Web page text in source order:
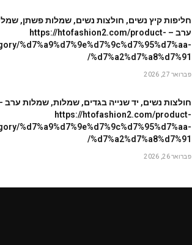
חליפות קיץ נשים, חולצות נשים, שמלות פשתן,
ערב – https://htofashion2.com/product-
%d7%a9%d7%9e%d7%9c%d7%95%d7%aa-
%d7%a2%d7%a8%d7%91/
פברואר 27, 2026
חולצות נשים, יד שנייה בגדים, שמלות, שמלות ערב
https://htofashion2.com/product-
%d7%a9%d7%9e%d7%9c%d7%95%d7%aa-
%d7%a2%d7%a8%d7%91/
פברואר 26, 2026